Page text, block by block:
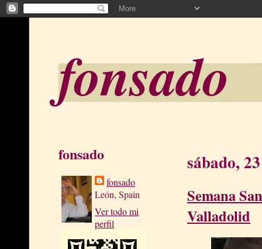
fonsado
fonsado
fonsado
León, Spain
Ver todo mi
perfil
sábado,
Semana
Valladolid